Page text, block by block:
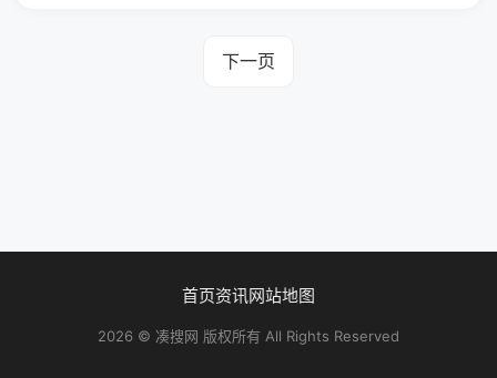
下一页
首页资讯网站地图
2026 © 凑搜网 版权所有 All Rights Reserved